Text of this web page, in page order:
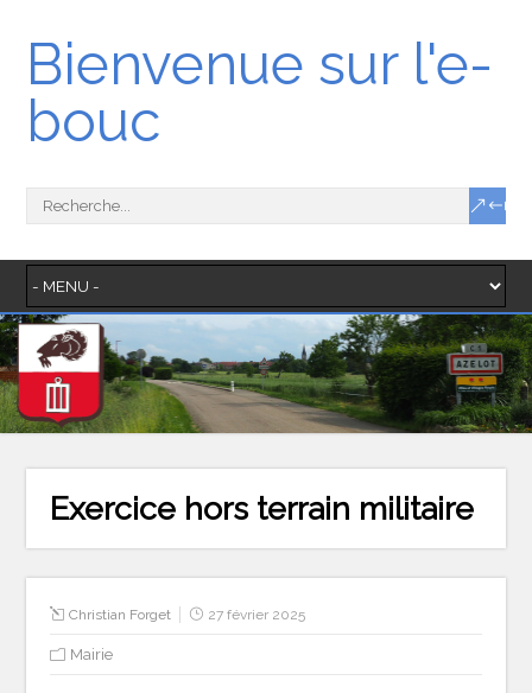
Bienvenue sur l'e-
bouc
Exercice hors terrain militaire
Christian Forget 27 février 2025
Mairie